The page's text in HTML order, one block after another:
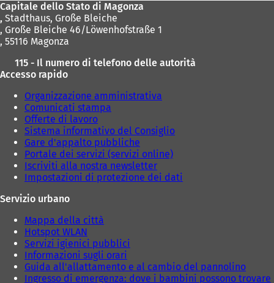
Capitale dello Stato di Magonza
, Stadthaus, Große Bleiche
, Große Bleiche 46/Löwenhofstraße 1
, 55116 Magonza
115 - Il numero di telefono delle autorità
Accesso rapido
Organizzazione amministrativa
Comunicati stampa
Offerte di lavoro
Sistema informativo del Consiglio
Gare d'appalto pubbliche
Portale dei servizi (servizi online)
Iscriviti alla nostra newsletter
Impostazioni di protezione dei dati
Servizio urbano
Mappa della città
Hotspot WLAN
Servizi igienici pubblici
Informazioni sugli orari
Guida all'allattamento e al cambio del pannolino
Ingresso di emergenza: dove i bambini possono trovare